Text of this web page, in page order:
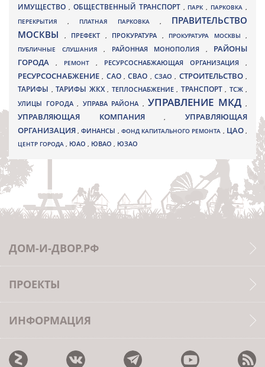
ИМУЩЕСТВО , ОБЩЕСТВЕННЫЙ ТРАНСПОРТ , ПАРК, ПАРКОВКА ,
ПЕРЕКРЫТИЯ , ПЛАТНАЯ ПАРКОВКА , ПРАВИТЕЛЬСТВО
МОСКВЫ
, ПРЕФЕКТ , ПРОКУРАТУРА , ПРОКУРАТУРА МОСКВЫ ,
ПУБЛИЧНЫЕ СЛУШАНИЯ , РАЙОННАЯ МОНОПОЛИЯ , РАЙОНЫ
ГОРОДА
, РЕМОНТ , РЕСУРСОСНАБЖАЮЩАЯ ОРГАНИЗАЦИЯ ,
РЕСУРСОСНАБЖЕНИЕ, САО,СВАО ,СЗАО, СТРОИТЕЛЬСТВО,
ТАРИФЫ , ТАРИФЫ ЖКХ , ТЕПЛОСНАБЖЕНИЕ , ТРАНСПОРТ , ТСЖ ,
УЛИЦЫ ГОРОДА , УПРАВА РАЙОНА , УПРАВЛЕНИЕ МКД ,
УПРАВЛЯЮЩАЯ КОМПАНИЯ,УПРАВЛЯЮЩАЯ
ОРГАНИЗАЦИЯ,ФИНАНСЫ , ФОНД КАПИТАЛЬНОГО РЕМОНТА , ЦАО,
ЦЕНТР ГОРОДА , ЮАО , ЮВАО , ЮЗАО
ДОМ-И-ДВОР.РФ
ПРОЕКТЫ
ИНФОРМАЦИЯ